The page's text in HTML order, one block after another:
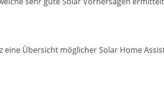
Übersicht möglicher Solar Home